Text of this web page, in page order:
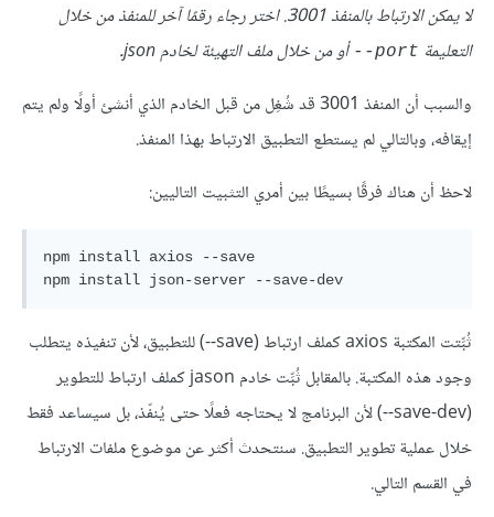
لا يمكن الارتباط بالمنفذ 3001. اختر رجاء رقمًا آخر للمنفذ من خلال
التعليمة port--
أو من خلال ملف التهيئة لخادم json.
والسبب أن المنفذ 3001 قد شُغِل من قبل الخادم الذي أنشئ أولًا ولم يتم
إيقافه، وبالتالي لم يستطع التطبيق الارتباط بهذا المنفذ.
لاحظ أن هناك فرقًا بسيطًا بين أمري التثبيت التاليين:
npm install axios --save
ثُبِّتت المكتبة axios كملف ارتباط (save--) للتطبيق، لأن تنفيذه يتطلب
وجود هذه المكتبة. بالمقابل ثُبِّت خادم jason كملف ارتباط للتطوير
(save-dev--) لأن البرنامج لا يحتاجه فعلًا حتى يُنفّذ، بل سيساعد فقط
خلال عملية تطوير التطبيق. سنتحدث أكثر عن موضوع ملفات الارتباط
في القسم التالي.